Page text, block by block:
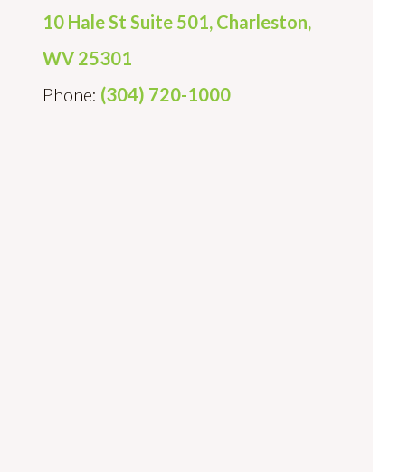
10 Hale St Suite 501, Charleston,
WV 25301
Phone: (304) 720-1000